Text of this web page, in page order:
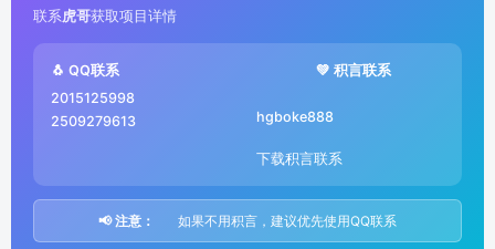
联系虎哥获取项目详情
🐧 QQ联系
2015125998
2509279613
💚 积言联系
hgboke888
下载积言联系
📢 注意： 如果不用积言，建议优先使用QQ联系